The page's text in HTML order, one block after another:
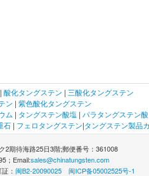
| 酸化タングステン | 三酸化タングステン
ン | 紫色酸化タングステン
ム | タングステン酸塩 | パラタングステン酸
石 | フェロタングステン|タングステン製品
2期待海路25日3階;郵便番号：361008
；Email:sales@chinatungsten.com
： 闽B2-20090025 闽ICP备05002525号-1